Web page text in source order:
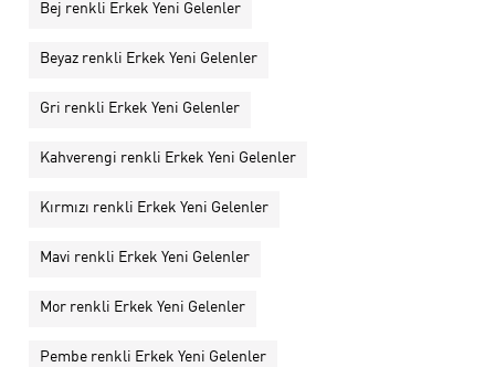
Bej renkli Erkek Yeni Gelenler
Beyaz renkli Erkek Yeni Gelenler
Gri renkli Erkek Yeni Gelenler
Kahverengi renkli Erkek Yeni Gelenler
Kırmızı renkli Erkek Yeni Gelenler
Mavi renkli Erkek Yeni Gelenler
Mor renkli Erkek Yeni Gelenler
Pembe renkli Erkek Yeni Gelenler